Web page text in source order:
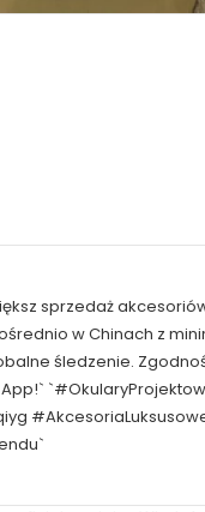
sprzedaż
w Chinach z
śledzenie.